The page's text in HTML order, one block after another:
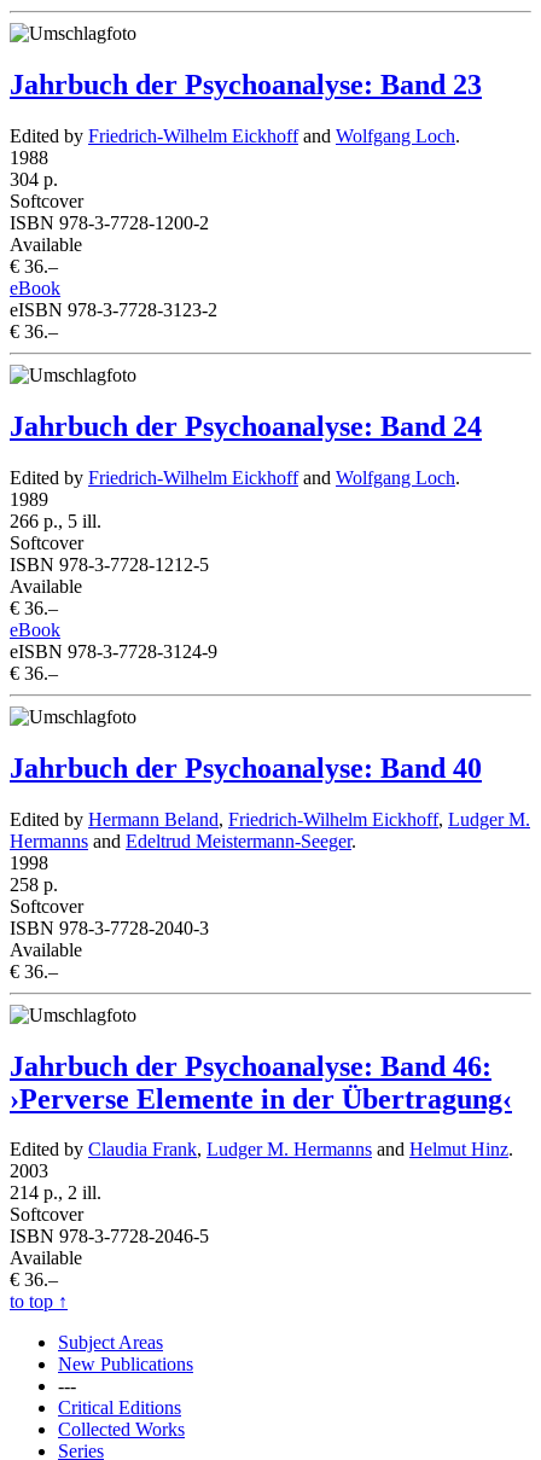
Jahrbuch der Psychoanalyse: Band 23
Edited by Friedrich-Wilhelm Eickhoffand Wolfgang Loch.
1988
304 p.
Softcover
ISBN 978-3-7728-1200-2
Available
€ 36.–
eBook
eISBN 978-3-7728-3123-2
€ 36.–
Jahrbuch der Psychoanalyse: Band 24
Edited by Friedrich-Wilhelm Eickhoffand Wolfgang Loch.
1989
266 p., 5 ill.
Softcover
ISBN 978-3-7728-1212-5
Available
€ 36.–
eBook
eISBN 978-3-7728-3124-9
€ 36.–
Jahrbuch der Psychoanalyse: Band 40
Edited by Hermann Beland, Friedrich-Wilhelm Eickhoff, Ludger M.
Hermanns and Edeltrud Meistermann-Seeger.
1998
258 p.
Softcover
ISBN 978-3-7728-2040-3
Available
€ 36.–
Jahrbuch der Psychoanalyse: Band 46:
›Perverse Elemente in der Übertragung‹
Edited by Claudia Frank, Ludger M. Hermanns and Helmut Hinz.
2003
214 p., 2 ill.
Softcover
ISBN 978-3-7728-2046-5
Available
€ 36.–
to top ↑
Subject Areas
New Publications
---
Critical Editions
Collected Works
Series